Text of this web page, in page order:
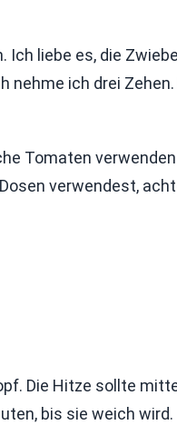
liebe es, die
nehme ich drei
Tomaten
verwendest,
Die Hitze sollte
bis sie weich wird.